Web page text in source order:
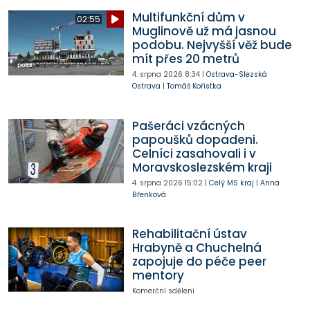
02:55
Multifunkční dům v
Muglinově už má jasnou
podobu. Nejvyšší věž bude
mít přes 20 metrů
4. srpna 2026 8:34| Ostrava-Slezská
Ostrava | Tomáš Kořistka
Pašeráci vzácných
papoušků dopadeni.
Celníci zasahovali i v
Moravskoslezském kraji
4. srpna 2026 15:02| Celý MS kraj | Anna
Břenková
Rehabilitační ústav
Hrabyně a Chuchelná
zapojuje do péče peer
mentory
Komerční sdělení